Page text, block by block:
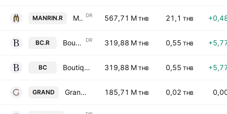
MANRIN.R Mandarin Hotel Public Company Limited NVDR DR 567,71 M THB 21,1 THB
BC.R Boutique Corporation Public Co Ltd NVDR DR 319,88 M THB 0,55 THB
BC Boutique Corp. Public Co. Ltd. 319,88 M THB 0,55 THB
GRAND Grande Asset Hotels & Property Public Co. Ltd. 185,71 M THB 0,02 THB